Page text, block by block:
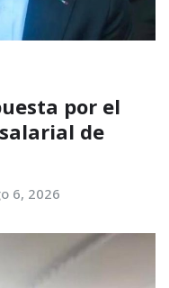
por el
de
6, 2026